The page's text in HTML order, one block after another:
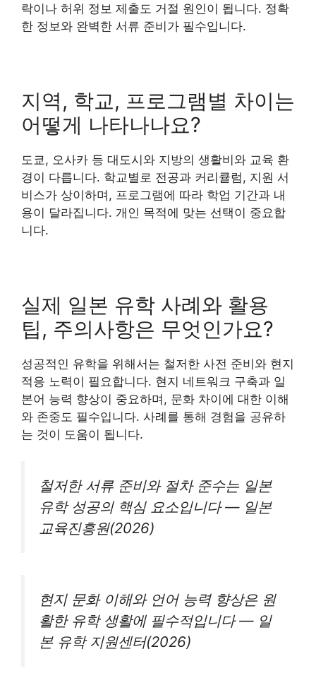
락이나 허위 정보 제출도 거절 원인이 됩니다. 정확
한 정보와 완벽한 서류 준비가 필수입니다.
지역, 학교, 프로그램별 차이는
어떻게 나타나나요?
도쿄, 오사카 등 대도시와 지방의 생활비와 교육 환
경이 다릅니다. 학교별로 전공과 커리큘럼, 지원 서
비스가 상이하며, 프로그램에 따라 학업 기간과 내
용이 달라집니다. 개인 목적에 맞는 선택이 중요합
니다.
실제 일본 유학 사례와 활용
팁, 주의사항은 무엇인가요?
성공적인 유학을 위해서는 철저한 사전 준비와 현지
적응 노력이 필요합니다. 현지 네트워크 구축과 일
본어 능력 향상이 중요하며, 문화 차이에 대한 이해
와 존중도 필수입니다. 사례를 통해 경험을 공유하
는 것이 도움이 됩니다.
철저한 서류 준비와 절차 준수는 일본
유학 성공의 핵심 요소입니다 — 일본
교육진흥원(2026)
현지 문화 이해와 언어 능력 향상은 원
활한 유학 생활에 필수적입니다 — 일
본 유학 지원센터(2026)